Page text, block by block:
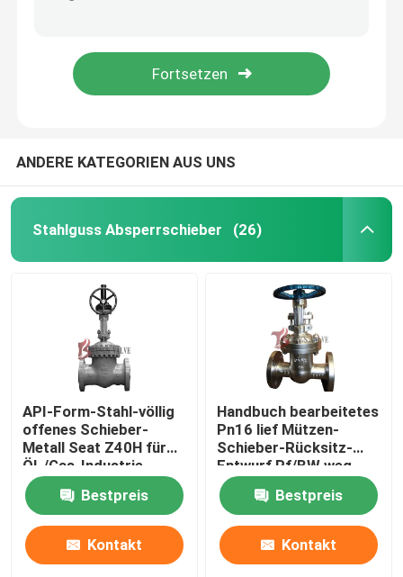
Metallisch dichtende Absperrklappe
Simplex Korb Schmutzfänger
T-Art Sieb
Vorübergehendes Sieb
ANDERE KATEGORIEN AUS UNS
Stahlguss Absperrschieber (26)
API-Form-Stahl-völlig
offenes Schieber-
Metall Seat Z40H für
Öl-/Gas-Industrie
Bestpreis
Kontakt
Handbuch bearbeitetes
Pn16 lief Mützen-
Schieber-Rücksitz-
Entwurf Rf/BW weg
Bestpreis
Kontakt